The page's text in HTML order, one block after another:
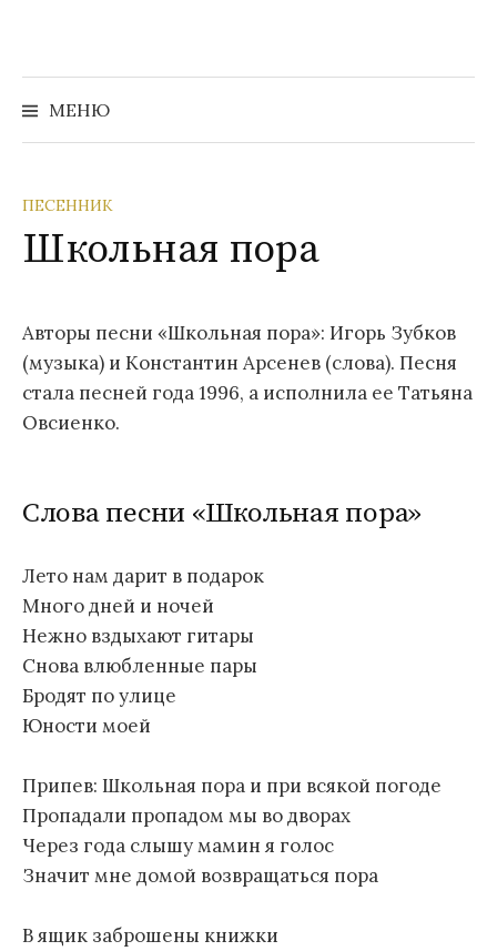
содержимому
МЕНЮ
Найти:
ПЕСЕННИК
Школьная пора
Авторы песни «Школьная пора»: Игорь Зубков
(музыка) и Константин Арсенев (слова). Песня
стала песней года 1996, а исполнила ее Татьяна
Овсиенко.
Слова песни «Школьная пора»
Лето нам дарит в подарок
Много дней и ночей
Нежно вздыхают гитары
Снова влюбленные пары
Бродят по улице
Юности моей
Припев: Школьная пора и при всякой погоде
Пропадали пропадом мы во дворах
Через года слышу мамин я голос
Значит мне домой возвращаться пора
В ящик заброшены книжки